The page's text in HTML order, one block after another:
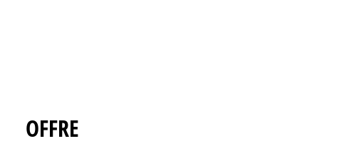
OFFRE